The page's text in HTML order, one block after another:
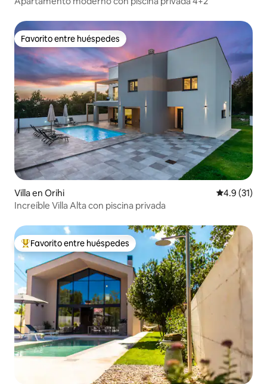
Favorito entre huéspedes
Favorito entre huéspedes
Villa en Orihi Calificación
4.9 (31)
Increíble Villa Alta con piscina privada
Favorito entre huéspedes preferido
Favorito entre huéspedes